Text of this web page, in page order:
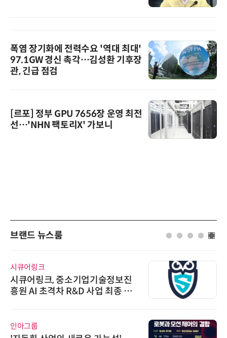
폭염 장기화에 전력수요 '역대 최대'
97.1GW 경신 촉각…김성환 기후장
관, 긴급 점검
[르포] 정부 GPU 7656장 운영 최전
선…'NHN 팩토리X' 가보니
브랜드 뉴스룸
시큐어링크
시큐어링크, 중소기업기술정보진
흥원 AI 초격차 R&D 사업 최종 선
인아그룹